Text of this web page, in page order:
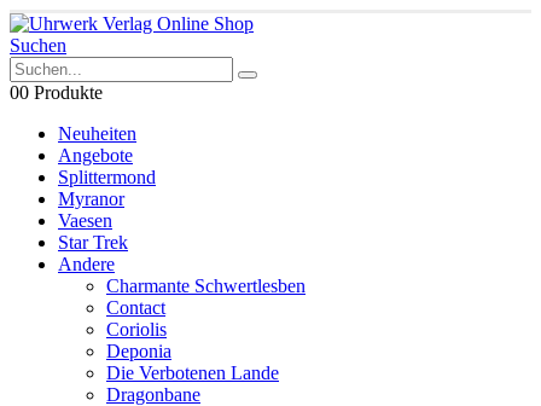
Suchen
00 Produkte
Neuheiten
Angebote
Splittermond
Myranor
Vaesen
Star Trek
Andere
Charmante Schwertlesben
Contact
Coriolis
Deponia
Die Verbotenen Lande
Dragonbane